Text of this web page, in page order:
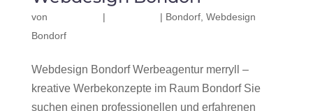
von | | Bondorf, Webdesign
Bondorf
Webdesign Bondorf Werbeagentur merryll –
kreative Werbekonzepte im Raum Bondorf Sie
suchen einen professionellen und erfahrenen